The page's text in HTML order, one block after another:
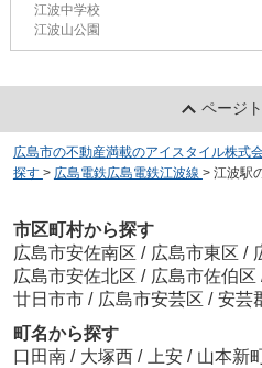
江波中学校
江波山公園
ページ
広島市の不動産満載のアイスタイル株式
探す > 広島電鉄広島電鉄江波線 > 江波駅
市区町村から探す
広島市安佐南区 / 広島市東区 /
広島市安佐北区 / 広島市佐伯区
廿日市市 / 広島市安芸区 / 安芸
町名から探す
口田南 / 大塚西 / 上安 / 山本新